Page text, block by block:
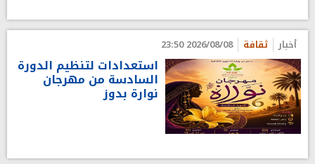
أخبار ثقافة 2026/08/08 23:50
استعدادات لتنظيم الدورة
السادسة من مهرجان
نوارة بدوز